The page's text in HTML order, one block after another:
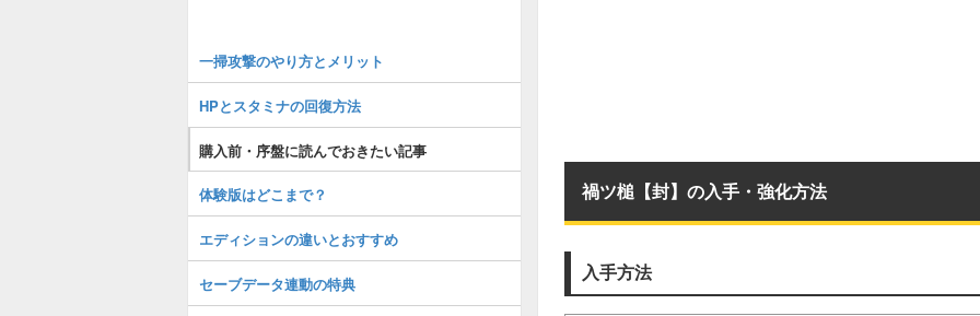
禍ツ槌【封】の入手・強化方法
入手方法
一掃攻撃のやり方とメリット
HPとスタミナの回復方法
購入前・序盤に読んでおきたい記事
体験版はどこまで？
エディションの違いとおすすめ
セーブデータ連動の特典